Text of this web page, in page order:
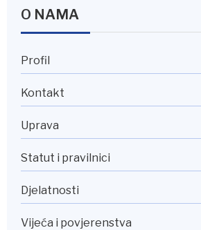
O NAMA
Profil
Kontakt
Uprava
Statut i pravilnici
Djelatnosti
Vijeća i povjerenstva